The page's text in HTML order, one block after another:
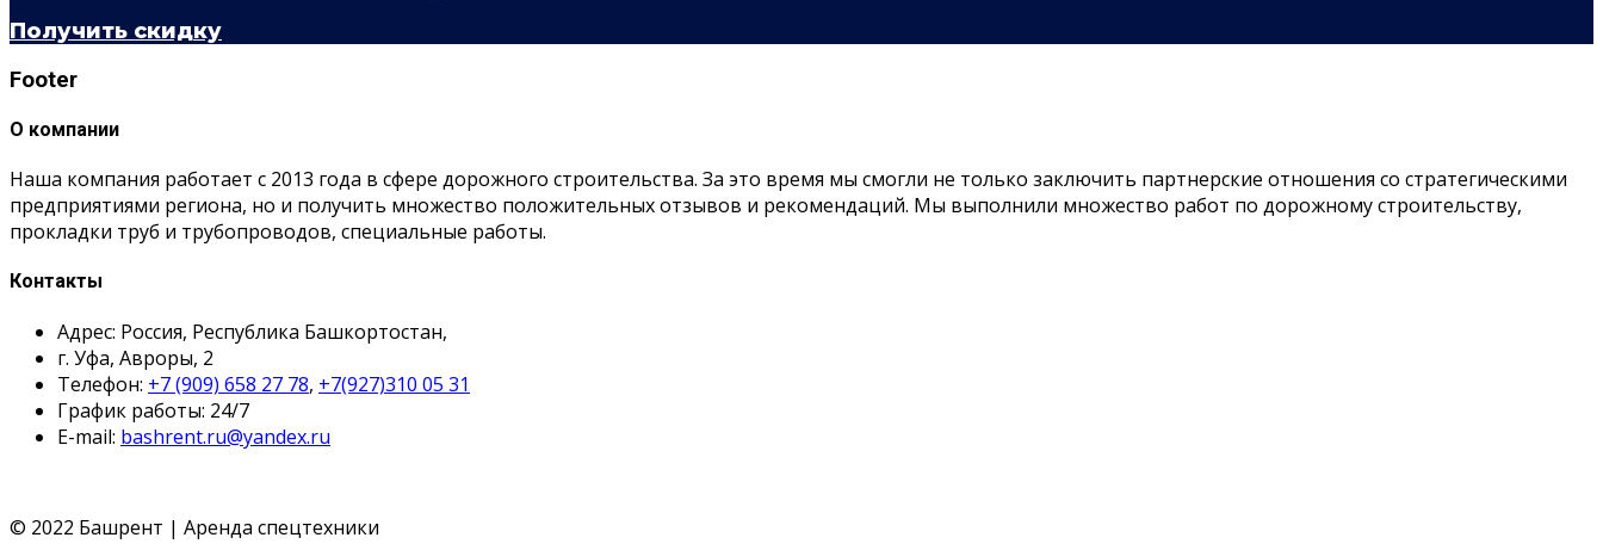
Получить скидку
Footer
О компании
Наша компания работает с 2013 года в сфере дорожного строительства. За это время мы смогли не только заключить партнерские отношения со стратегическими
предприятиями региона, но и получить множество положительных отзывов и рекомендаций. Мы выполнили множество работ по дорожному строительству,
прокладки труб и трубопроводов, специальные работы.
Контакты
Адрес: Россия, Республика Башкортостан,
г. Уфа, Авроры, 2
Телефон: +7 (909) 658 27 78, +7(927)310 05 31
График работы: 24/7
E-mail: bashrent.ru@yandex.ru
© 2022 Башрент | Аренда спецтехники